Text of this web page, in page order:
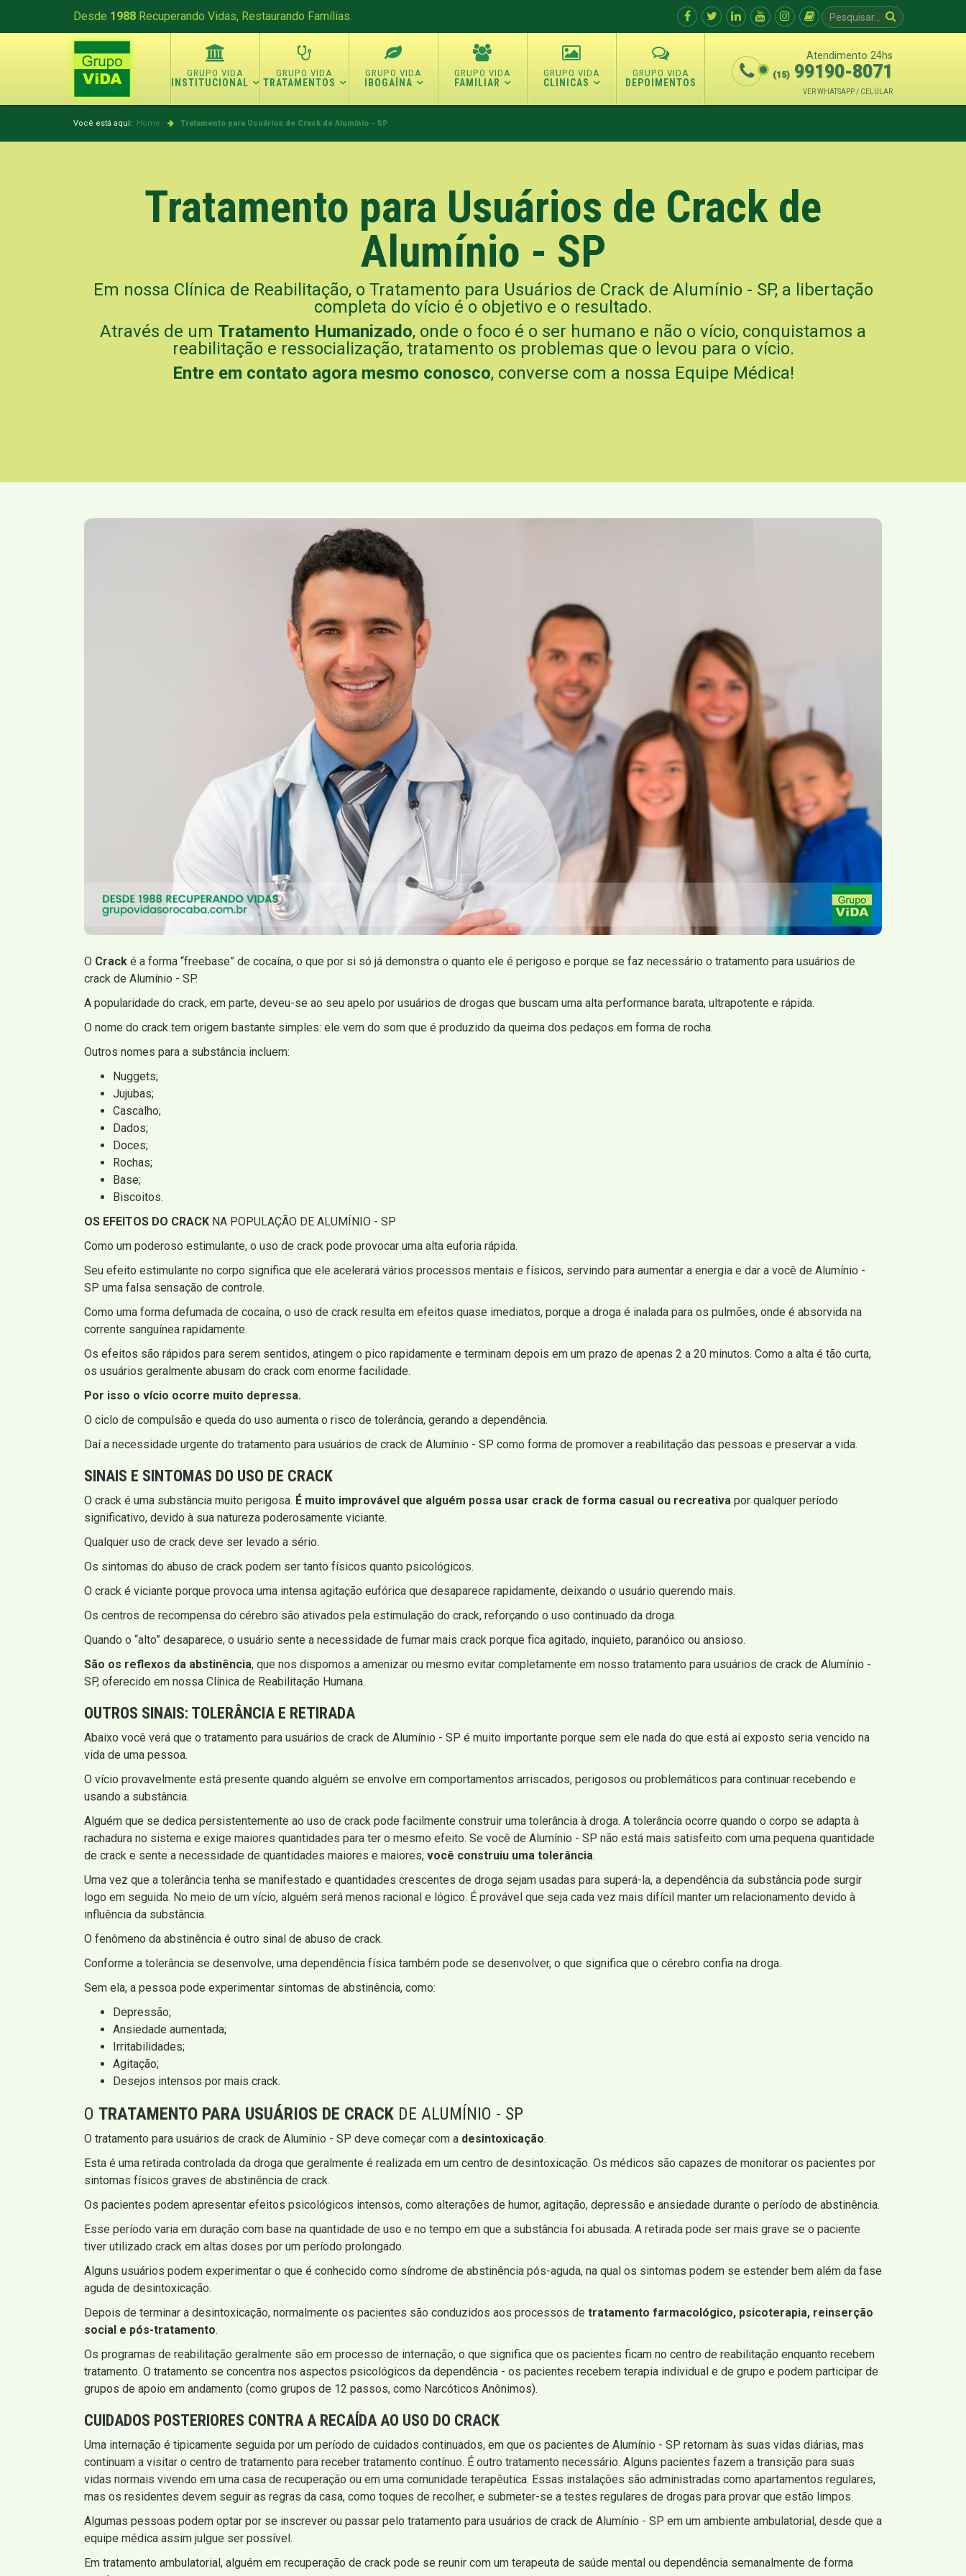
Desde 1988 Recuperando Vidas, Restaurando Famílias.
INSTITUCIONAL TRATAMENTOS IBOGAÍNA FAMILIAR CLINICAS DEPOIMENTOS
Atendimento 24hs
(15) 99190-8071
VER WHATSAPP / CELULAR
Você está aqui: Home Tratamento para Usuários de Crack de Alumínio - SP
Tratamento para Usuários de Crack de
Alumínio - SP
Em nossa Clínica de Reabilitação, o Tratamento para Usuários de Crack de Alumínio - SP, a libertação
completa do vício é o objetivo e o resultado.
Através de um Tratamento Humanizado, onde o foco é o ser humano e não o vício, conquistamos a
reabilitação e ressocialização, tratamento os problemas que o levou para o vício.
Entre em contato agora mesmo conosco, converse com a nossa Equipe Médica!
O Crack é a forma “freebase” de cocaína, o que por si só já demonstra o quanto ele é perigoso e porque se faz necessário o tratamento para usuários de
crack de Alumínio - SP.
A popularidade do crack, em parte, deveu-se ao seu apelo por usuários de drogas que buscam uma alta performance barata, ultrapotente e rápida.
O nome do crack tem origem bastante simples: ele vem do som que é produzido da queima dos pedaços em forma de rocha.
Outros nomes para a substância incluem:
Nuggets;
Jujubas;
Cascalho;
Dados;
Doces;
Rochas;
Base;
Biscoitos.
OS EFEITOS DO CRACK NA POPULAÇÃO DE ALUMÍNIO - SP
Como um poderoso estimulante, o uso de crack pode provocar uma alta euforia rápida.
Seu efeito estimulante no corpo significa que ele acelerará vários processos mentais e físicos, servindo para aumentar a energia e dar a você de Alumínio -
SP uma falsa sensação de controle.
Como uma forma defumada de cocaína, o uso de crack resulta em efeitos quase imediatos, porque a droga é inalada para os pulmões, onde é absorvida na
corrente sanguínea rapidamente.
Os efeitos são rápidos para serem sentidos, atingem o pico rapidamente e terminam depois em um prazo de apenas 2 a 20 minutos. Como a alta é tão curta,
os usuários geralmente abusam do crack com enorme facilidade.
Por isso o vício ocorre muito depressa.
O ciclo de compulsão e queda do uso aumenta o risco de tolerância, gerando a dependência.
Daí a necessidade urgente do tratamento para usuários de crack de Alumínio - SP como forma de promover a reabilitação das pessoas e preservar a vida.
SINAIS E SINTOMAS DO USO DE CRACK
O crack é uma substância muito perigosa. É muito improvável que alguém possa usar crack de forma casual ou recreativa por qualquer período
significativo, devido à sua natureza poderosamente viciante.
Qualquer uso de crack deve ser levado a sério.
Os sintomas do abuso de crack podem ser tanto físicos quanto psicológicos.
O crack é viciante porque provoca uma intensa agitação eufórica que desaparece rapidamente, deixando o usuário querendo mais.
Os centros de recompensa do cérebro são ativados pela estimulação do crack, reforçando o uso continuado da droga.
Quando o “alto” desaparece, o usuário sente a necessidade de fumar mais crack porque fica agitado, inquieto, paranóico ou ansioso.
São os reflexos da abstinência, que nos dispomos a amenizar ou mesmo evitar completamente em nosso tratamento para usuários de crack de Alumínio -
SP, oferecido em nossa Clínica de Reabilitação Humana.
OUTROS SINAIS: TOLERÂNCIA E RETIRADA
Abaixo você verá que o tratamento para usuários de crack de Alumínio - SP é muito importante porque sem ele nada do que está aí exposto seria vencido na
vida de uma pessoa.
O vício provavelmente está presente quando alguém se envolve em comportamentos arriscados, perigosos ou problemáticos para continuar recebendo e
usando a substância.
Alguém que se dedica persistentemente ao uso de crack pode facilmente construir uma tolerância à droga. A tolerância ocorre quando o corpo se adapta à
rachadura no sistema e exige maiores quantidades para ter o mesmo efeito. Se você de Alumínio - SP não está mais satisfeito com uma pequena quantidade
de crack e sente a necessidade de quantidades maiores e maiores, você construiu uma tolerância.
Uma vez que a tolerância tenha se manifestado e quantidades crescentes de droga sejam usadas para superá-la, a dependência da substância pode surgir
logo em seguida. No meio de um vício, alguém será menos racional e lógico. É provável que seja cada vez mais difícil manter um relacionamento devido à
influência da substância.
O fenômeno da abstinência é outro sinal de abuso de crack.
Conforme a tolerância se desenvolve, uma dependência física também pode se desenvolver, o que significa que o cérebro confia na droga.
Sem ela, a pessoa pode experimentar sintomas de abstinência, como:
Depressão;
Ansiedade aumentada;
Irritabilidades;
Agitação;
Desejos intensos por mais crack.
O TRATAMENTO PARA USUÁRIOS DE CRACK DE ALUMÍNIO - SP
O tratamento para usuários de crack de Alumínio - SP deve começar com a desintoxicação.
Esta é uma retirada controlada da droga que geralmente é realizada em um centro de desintoxicação. Os médicos são capazes de monitorar os pacientes por
sintomas físicos graves de abstinência de crack.
Os pacientes podem apresentar efeitos psicológicos intensos, como alterações de humor, agitação, depressão e ansiedade durante o período de abstinência.
Esse período varia em duração com base na quantidade de uso e no tempo em que a substância foi abusada. A retirada pode ser mais grave se o paciente
tiver utilizado crack em altas doses por um período prolongado.
Alguns usuários podem experimentar o que é conhecido como síndrome de abstinência pós-aguda, na qual os sintomas podem se estender bem além da fase
aguda de desintoxicação.
Depois de terminar a desintoxicação, normalmente os pacientes são conduzidos aos processos de tratamento farmacológico, psicoterapia, reinserção
social e pós-tratamento.
Os programas de reabilitação geralmente são em processo de internação, o que significa que os pacientes ficam no centro de reabilitação enquanto recebem
tratamento. O tratamento se concentra nos aspectos psicológicos da dependência - os pacientes recebem terapia individual e de grupo e podem participar de
grupos de apoio em andamento (como grupos de 12 passos, como Narcóticos Anônimos).
CUIDADOS POSTERIORES CONTRA A RECAÍDA AO USO DO CRACK
Uma internação é tipicamente seguida por um período de cuidados continuados, em que os pacientes de Alumínio - SP retornam às suas vidas diárias, mas
continuam a visitar o centro de tratamento para receber tratamento contínuo. É outro tratamento necessário. Alguns pacientes fazem a transição para suas
vidas normais vivendo em uma casa de recuperação ou em uma comunidade terapêutica. Essas instalações são administradas como apartamentos regulares,
mas os residentes devem seguir as regras da casa, como toques de recolher, e submeter-se a testes regulares de drogas para provar que estão limpos.
Algumas pessoas podem optar por se inscrever ou passar pelo tratamento para usuários de crack de Alumínio - SP em um ambiente ambulatorial, desde que a
equipe médica assim julgue ser possível.
Em tratamento ambulatorial, alguém em recuperação de crack pode se reunir com um terapeuta de saúde mental ou dependência semanalmente de forma